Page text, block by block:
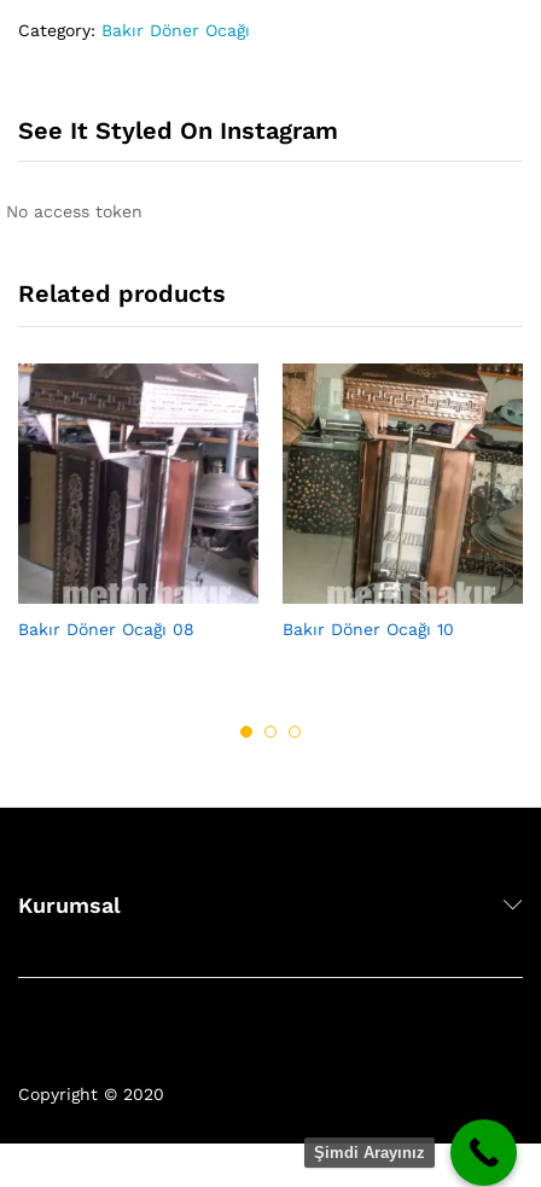
Category: Bakır Döner Ocağı
See It Styled On Instagram
No access token
Related products
Bakır Döner Ocağı 08 Bakır Döner Ocağı 10
Kurumsal
Copyright © 2020
Şimdi Arayınız